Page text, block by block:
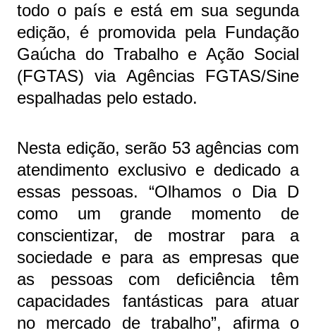
todo o país e está em sua segunda
edição, é promovida pela Fundação
Gaúcha do Trabalho e Ação Social
(FGTAS) via Agências FGTAS/Sine
espalhadas pelo estado.
Nesta edição, serão 53 agências com
atendimento exclusivo e dedicado a
essas pessoas. “Olhamos o Dia D
como um grande momento de
conscientizar, de mostrar para a
sociedade e para as empresas que
as pessoas com deficiência têm
capacidades fantásticas para atuar
no mercado de trabalho”, afirma o